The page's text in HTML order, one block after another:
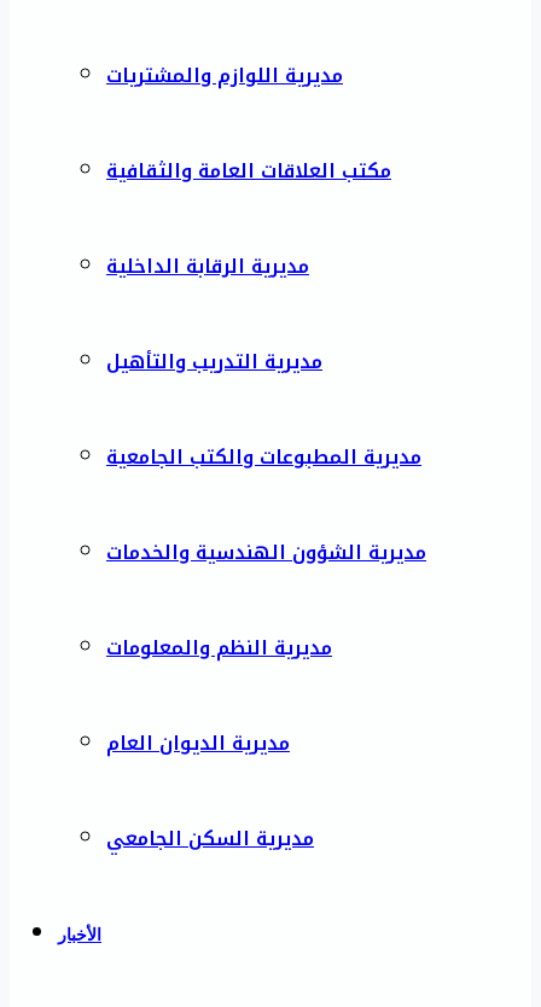
مديرية اللوازم والمشتريات
مكتب العلاقات العامة والثقافية
مديرية الرقابة الداخلية
مديرية التدريب والتأهيل
مديرية المطبوعات والكتب الجامعية
مديرية الشؤون الهندسية والخدمات
مديرية النظم والمعلومات
مديرية الديوان العام
مديرية السكن الجامعي
الأخبار